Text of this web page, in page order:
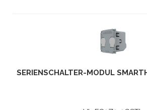
SERIENSCHALTER-MODUL